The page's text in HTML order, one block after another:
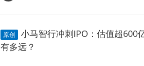
原创
小马智行冲刺IPO：估值超600
有多远？